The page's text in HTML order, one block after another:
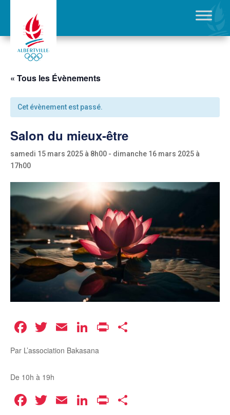
« Tous les Évènements
Cet évènement est passé.
Salon du mieux-être
samedi 15 mars 2025 à 8h00 - dimanche 16 mars 2025 à
17h00
Facebook
Twitter
EmailLinkedIn
Print
Par L’association Bakasana
De 10h à 19h
Facebook
Twitter
EmailLinkedIn
Print